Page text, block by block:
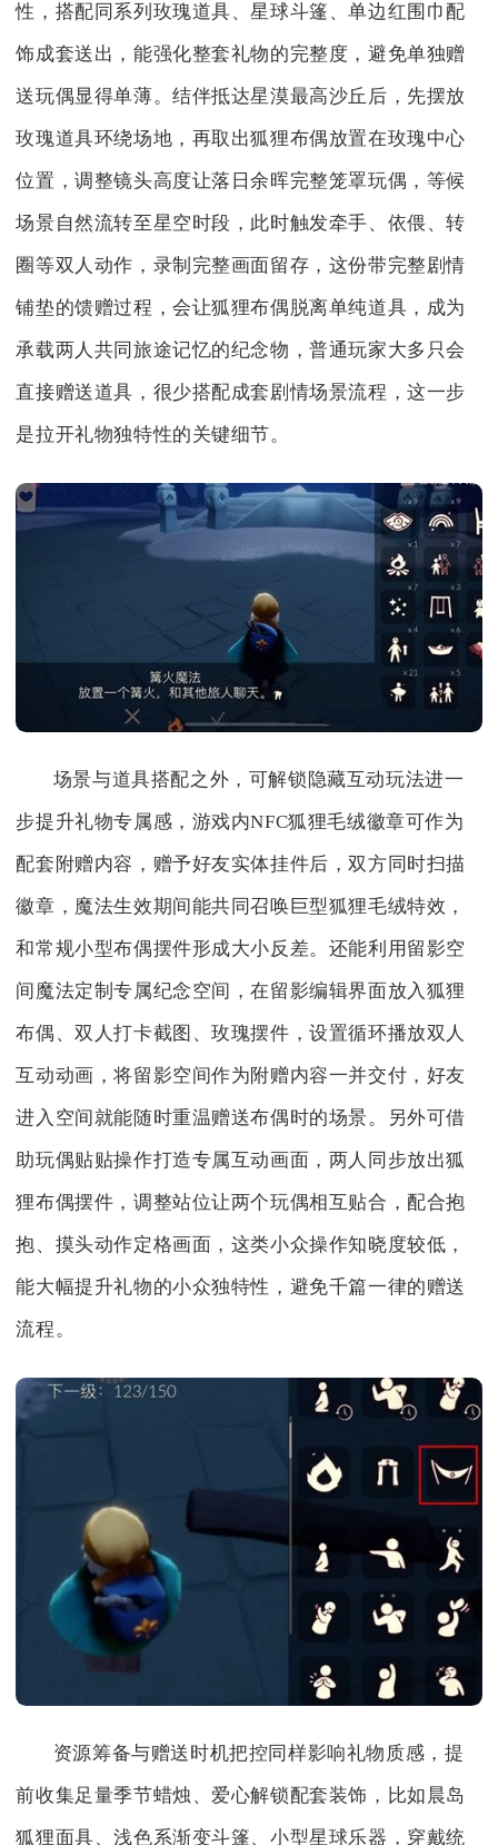
性，搭配同系列玫瑰道具、星球斗篷、单边红围巾配
饰成套送出，能强化整套礼物的完整度，避免单独赠
送玩偶显得单薄。结伴抵达星漠最高沙丘后，先摆放
玫瑰道具环绕场地，再取出狐狸布偶放置在玫瑰中心
位置，调整镜头高度让落日余晖完整笼罩玩偶，等候
场景自然流转至星空时段，此时触发牵手、依偎、转
圈等双人动作，录制完整画面留存，这份带完整剧情
铺垫的馈赠过程，会让狐狸布偶脱离单纯道具，成为
承载两人共同旅途记忆的纪念物，普通玩家大多只会
直接赠送道具，很少搭配成套剧情场景流程，这一步
是拉开礼物独特性的关键细节。
场景与道具搭配之外，可解锁隐藏互动玩法进一
步提升礼物专属感，游戏内NFC狐狸毛绒徽章可作为
配套附赠内容，赠予好友实体挂件后，双方同时扫描
徽章，魔法生效期间能共同召唤巨型狐狸毛绒特效，
和常规小型布偶摆件形成大小反差。还能利用留影空
间魔法定制专属纪念空间，在留影编辑界面放入狐狸
布偶、双人打卡截图、玫瑰摆件，设置循环播放双人
互动动画，将留影空间作为附赠内容一并交付，好友
进入空间就能随时重温赠送布偶时的场景。另外可借
助玩偶贴贴操作打造专属互动画面，两人同步放出狐
狸布偶摆件，调整站位让两个玩偶相互贴合，配合抱
抱、摸头动作定格画面，这类小众操作知晓度较低，
能大幅提升礼物的小众独特性，避免千篇一律的赠送
流程。
资源筹备与赠送时机把控同样影响礼物质感，提
前收集足量季节蜡烛、爱心解锁配套装饰，比如晨岛
狐狸面具、浅色系渐变斗篷、小型星球乐器，穿戴统